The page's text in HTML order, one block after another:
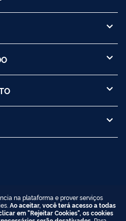
na plataforma e prover serviços
Ao aceitar, você terá acesso a todas
em "Rejeitar Cookies", os cookies